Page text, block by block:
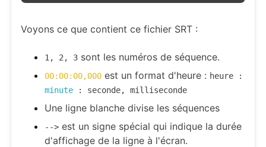
Voyons ce que contient ce fichier SRT :
1, 2, 3 sont les numéros de séquence.
00:00:00,000 est un format d'heure : heure :
minute : seconde, milliseconde
Une ligne blanche divise les séquences
--> est un signe spécial qui indique la durée
d'affichage de la ligne à l'écran.